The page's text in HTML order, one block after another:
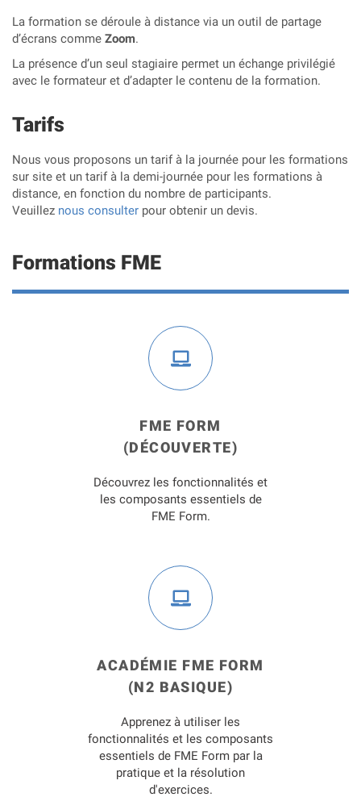
La formation se déroule à distance via un outil de partage
d’écrans comme Zoom.
La présence d’un seul stagiaire permet un échange privilégié
avec le formateur et d’adapter le contenu de la formation.
Tarifs
Nous vous proposons un tarif à la journée pour les formations
sur site et un tarif à la demi-journée pour les formations à
distance, en fonction du nombre de participants.
Veuillez nous consulter pour obtenir un devis.
Formations FME
FME FORM
(DÉCOUVERTE)
Découvrez les fonctionnalités et
les composants essentiels de
FME Form.
ACADÉMIE FME FORM
(N2 BASIQUE)
Apprenez à utiliser les
fonctionnalités et les composants
essentiels de FME Form par la
pratique et la résolution
d'exercices.